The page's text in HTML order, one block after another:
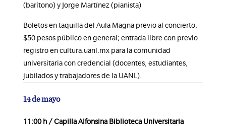
(barítono) y Jorge Martínez (pianista)
Boletos en taquilla del Aula Magna previo al concierto.
$50 pesos público en general; entrada libre con previo
registro en cultura.uanl.mx para la comunidad
universitaria con credencial (docentes, estudiantes,
jubilados y trabajadores de la UANL).
14 de mayo
11:00 h / Capilla Alfonsina Biblioteca Universitaria